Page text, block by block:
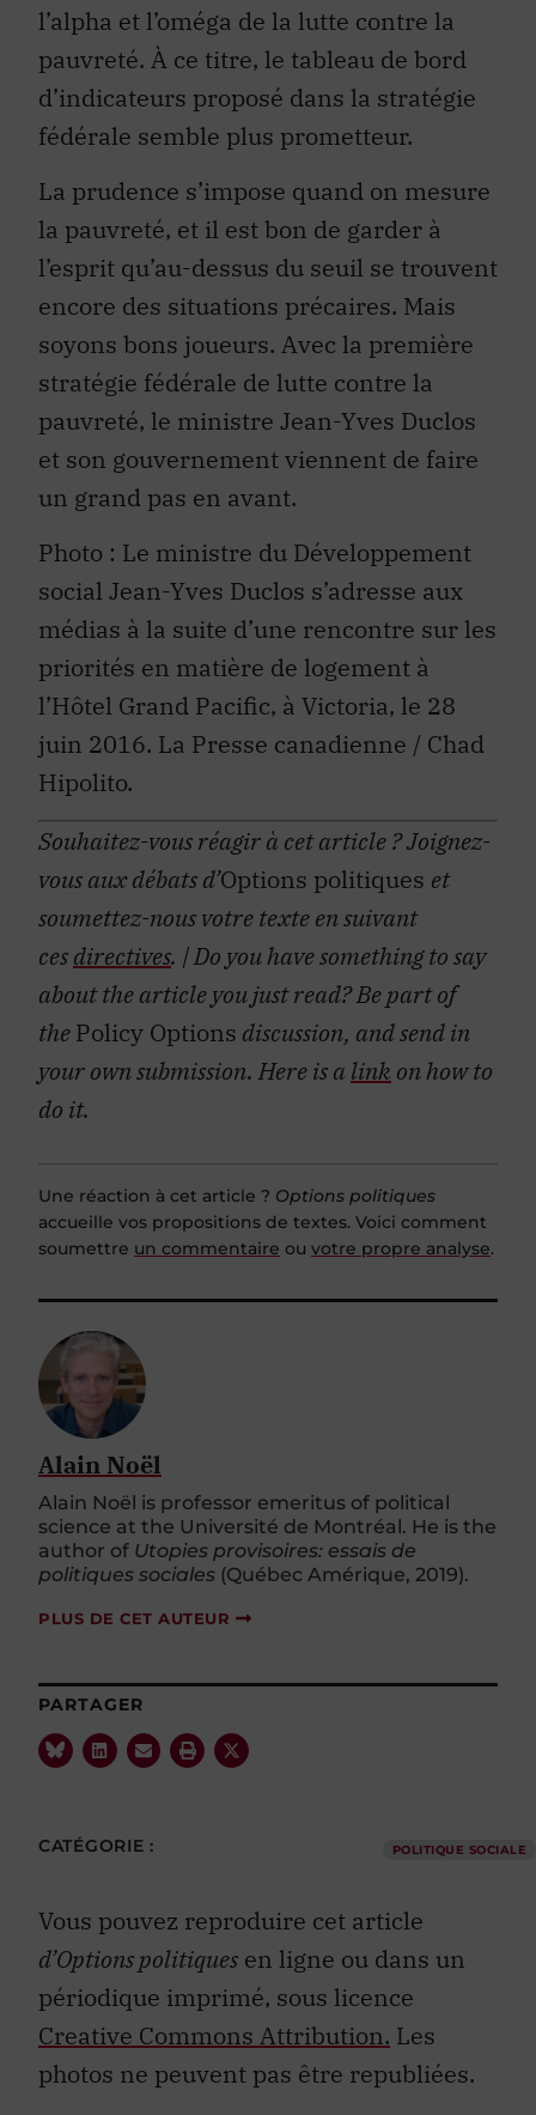
l’alpha et l’oméga de la lutte contre la
pauvreté. À ce titre, le tableau de bord
d’indicateurs proposé dans la stratégie
fédérale semble plus prometteur.
La prudence s’impose quand on mesure
la pauvreté, et il est bon de garder à
l’esprit qu’au-dessus du seuil se trouvent
encore des situations précaires. Mais
soyons bons joueurs. Avec la première
stratégie fédérale de lutte contre la
pauvreté, le ministre Jean-Yves Duclos
et son gouvernement viennent de faire
un grand pas en avant.
Photo : Le ministre du Développement
social Jean-Yves Duclos s’adresse aux
médias à la suite d’une rencontre sur les
priorités en matière de logement à
l’Hôtel Grand Pacific, à Victoria, le 28
juin 2016. La Presse canadienne / Chad
Hipolito.
Souhaitez-vous réagir à cet article ?Joignez-
vous aux débats d’Options politiques et
soumettez-nous votre texte en suivant
cesdirectives. | Do you have something to say
about the article you just read? Be part of
thePolicy Options discussion, and send in
your own submission. Here is alink on how to
do it.
Une réaction à cet article ? Options politiques
accueille vos propositions de textes. Voici comment
soumettre un commentaire ou votre propre analyse.
Alain Noël
Alain Noël is professor emeritus of political
science at the Université de Montréal. He is the
author of Utopies provisoires: essais de
politiques sociales (Québec Amérique, 2019).
PLUS DE CET AUTEUR
PARTAGER
CATÉGORIE : POLITIQUE SOCIALE
Vous pouvez reproduire cet article
d’Options politiques en ligne ou dans un
périodique imprimé, sous licence
Creative Commons Attribution. Les
photos ne peuvent pas être republiées.